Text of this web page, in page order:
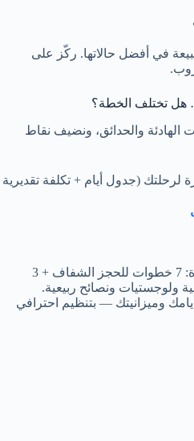
في أفضل حالاتها. ركّز على
هل تختلف الخطة؟
الهادئة والحدائق، ونضيف نقاط
(جدول أيام + تكلفة تقديرية
بخطة سفر جاهزة: 7 خطوات للحجز الشفاف + 3
ولوجستيات ونصائح ربيعية.
وميزانيتك — بتنظيم احترافي